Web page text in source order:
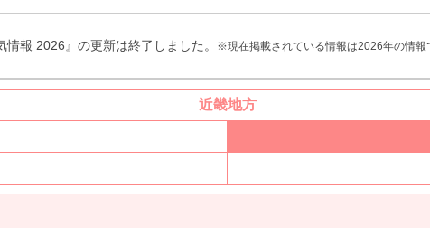
情報 2026』の更新は終了しました。 ※現在掲載されている情報は2026年の情
近畿地方